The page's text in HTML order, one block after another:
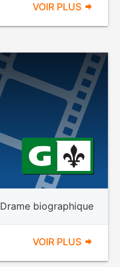
VOIR PLUS
Drame biographique
VOIR PLUS